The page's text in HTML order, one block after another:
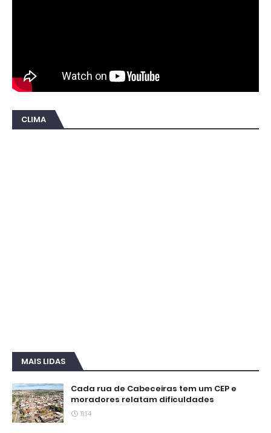
CLIMA
MAIS LIDAS
Cada rua de Cabeceiras tem um CEP e
moradores relatam dificuldades
11:14